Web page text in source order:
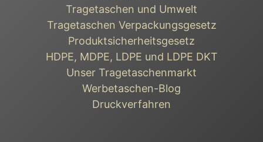
Tragetaschen und Umwelt
Tragetaschen Verpackungsgesetz
Produktsicherheitsgesetz
HDPE, MDPE, LDPE und LDPE DKT
Unser Tragetaschenmarkt
Werbetaschen-Blog
Druckverfahren